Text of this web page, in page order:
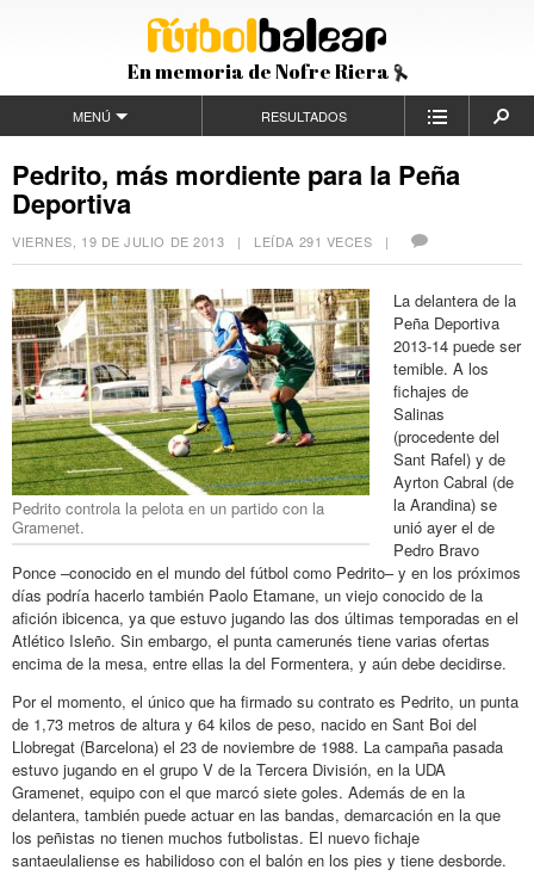
En memoria de Nofre Riera
MENÚ RESULTADOS
Pedrito, más mordiente para la Peña
Deportiva
VIERNES, 19 DE JULIO DE 2013 | LEÍDA 291 VECES |
Pedrito controla la pelota en un partido con la
Gramenet.
La delantera de la
Peña Deportiva
2013-14 puede ser
temible. A los
fichajes de
Salinas
(procedente del
Sant Rafel) y de
Ayrton Cabral (de
la Arandina) se
unió ayer el de
Pedro Bravo
Ponce –conocido en el mundo del fútbol como Pedrito– y en los próximos
días podría hacerlo también Paolo Etamane, un viejo conocido de la
afición ibicenca, ya que estuvo jugando las dos últimas temporadas en el
Atlético Isleño. Sin embargo, el punta camerunés tiene varias ofertas
encima de la mesa, entre ellas la del Formentera, y aún debe decidirse.
Por el momento, el único que ha firmado su contrato es Pedrito, un punta
de 1,73 metros de altura y 64 kilos de peso, nacido en Sant Boi del
Llobregat (Barcelona) el 23 de noviembre de 1988. La campaña pasada
estuvo jugando en el grupo V de la Tercera División, en la UDA
Gramenet, equipo con el que marcó siete goles. Además de en la
delantera, también puede actuar en las bandas, demarcación en la que
los peñistas no tienen muchos futbolistas. El nuevo fichaje
santaeulaliense es habilidoso con el balón en los pies y tiene desborde.